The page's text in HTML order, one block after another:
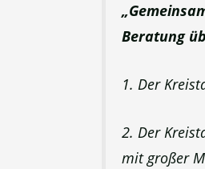
Beratung
1. Der
2. Der
mit großer